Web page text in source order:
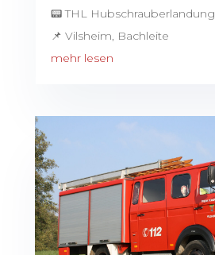
📟 THL Hubschrauberlandung
📌 Vilsheim, Bachleite
mehr lesen